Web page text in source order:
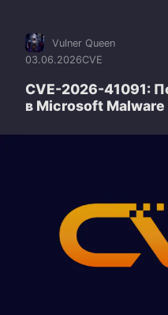
Vulner Queen
03.06.2026CVE
CVE-2026-41091:
в Microsoft